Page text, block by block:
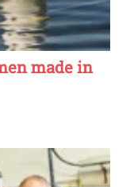
made in